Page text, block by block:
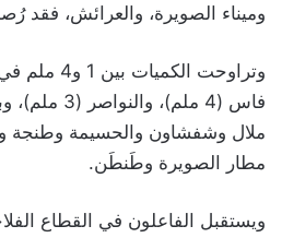
وميناء الصويرة، والعرائش، فقد رُصد بها
وتراوحت
ملال وشفشاون والحسيمة وطنجة
مطار الصويرة وطَنطَن.
ويستقبل الفاعلون في القطاع